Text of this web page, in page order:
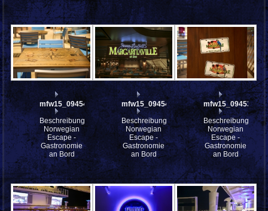
mfw15_094543
Beschreibung:
Norwegian
Escape -
Gastronomie
an Bord
mfw15_094540
Beschreibung:
Norwegian
Escape -
Gastronomie
an Bord
mfw15_094539
Beschreibung:
Norwegian
Escape -
Gastronomie
an Bord